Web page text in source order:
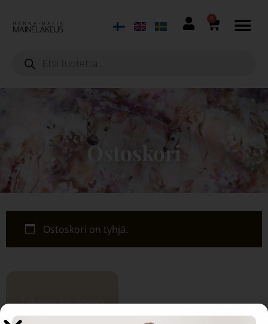
0
Ostoskori
Ostoskori on tyhjä.
Takaisin kauppaan